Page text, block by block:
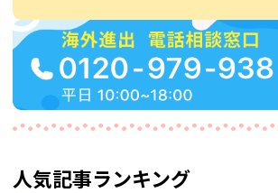
人気記事ランキング